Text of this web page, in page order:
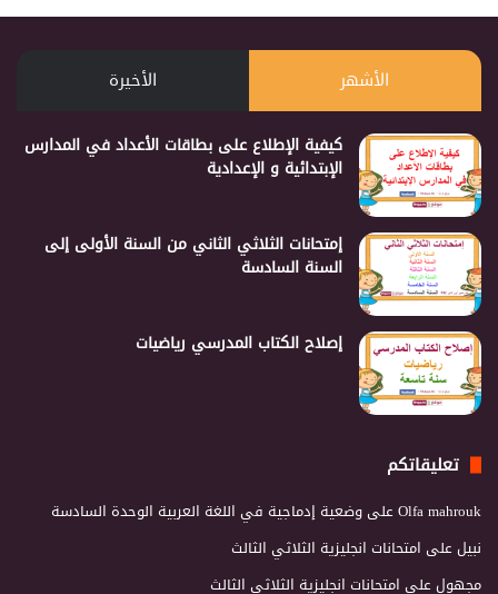
الأشهر الأخيرة
كيفية الإطلاع على بطاقات الأعداد في المدارس
الإبتدائية و الإعدادية
إمتحانات الثلاثي الثاني من السنة الأولى إلى
السنة السادسة
إصلاح الكتاب المدرسي رياضيات
تعليقاتكم
Olfa mahroukعلى وضعية إدماجية في اللغة العربية الوحدة السادسة
نبيلعلى امتحانات انجليزية الثلاثي الثالث
مجهولعلى امتحانات انجليزية الثلاثي الثالث